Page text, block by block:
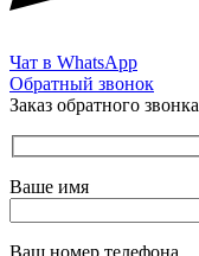
Чат в WhatsApp
Обратный звонок
Заказ обратного звонка
Ваше имя